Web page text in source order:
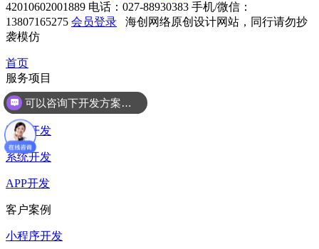
42010602001889 电话：027-88930383 手机/微信：
13807165275 会员登录
海创网络原创设计网站，同行请勿抄
袭模仿
首页
服务项目
小程序开发
网站开发
系统开发
APP开发
客户案例
小程序开发
可以咨询下开发方案么？